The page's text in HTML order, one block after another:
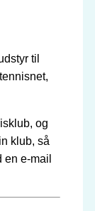
til
og
klub, så
e-mail